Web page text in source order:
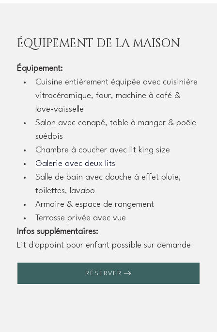
ÉQUIPEMENT DE LA MAISON
Équipement:
Cuisine entièrement équipée avec cuisinière
vitrocéramique, four, machine à café &
lave-vaisselle
Salon avec canapé, table à manger & poêle
suédois
Chambre à coucher avec lit king size
Galerie avec deux lits
Salle de bain avec douche à effet pluie,
toilettes, lavabo
Armoire & espace de rangement
Terrasse privée avec vue
Infos supplémentaires:
Lit d'appoint pour enfant possible sur demande
RÉSERVER